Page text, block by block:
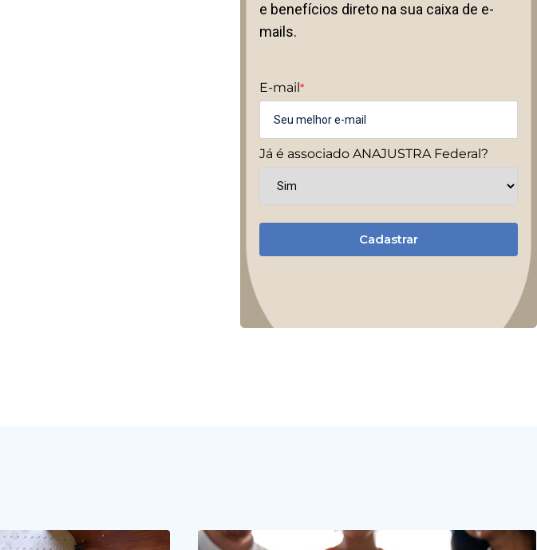
e benefícios direto na sua caixa de e-
mails.
E-mail *
Já é associado ANAJUSTRA Federal?
Cadastrar